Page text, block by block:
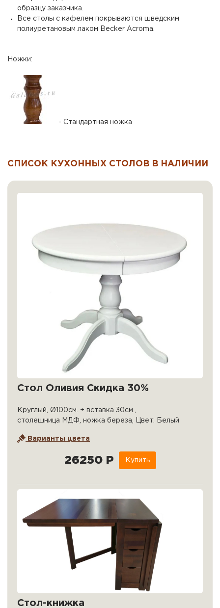
образцу заказчика.
Все столы с кафелем покрываются шведским
полиуретановым лаком Becker Acroma.
Ножки:
- Стандартная ножка
СПИСОК КУХОННЫХ СТОЛОВ В НАЛИЧИИ
Стол Оливия Скидка 30%
Круглый, Ø100см. + вставка 30см.,
столешница МДФ, ножка береза, Цвет: Белый
Варианты цвета
26250 Р Купить
Стол-книжка